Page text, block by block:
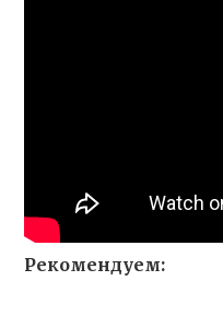
Рекомендуем: